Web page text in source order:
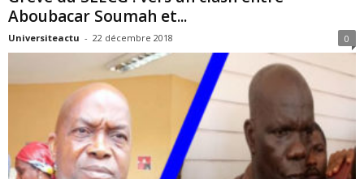
Aboubacar Soumah et...
Universiteactu - 22 décembre 2018 0